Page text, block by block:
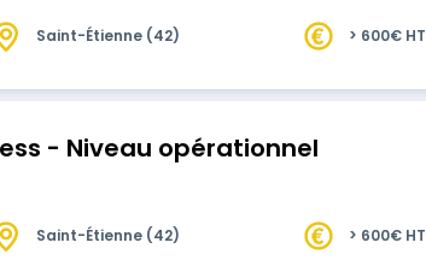
Saint-Étienne (42) > 600€ HT
- Niveau opérationnel
Saint-Étienne (42) > 600€ HT